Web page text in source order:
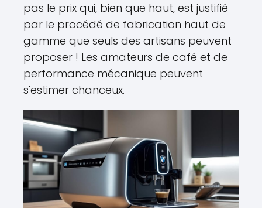
pas le prix qui, bien que haut, est justifié
par le procédé de fabrication haut de
gamme que seuls des artisans peuvent
proposer ! Les amateurs de café et de
performance mécanique peuvent
s'estimer chanceux.